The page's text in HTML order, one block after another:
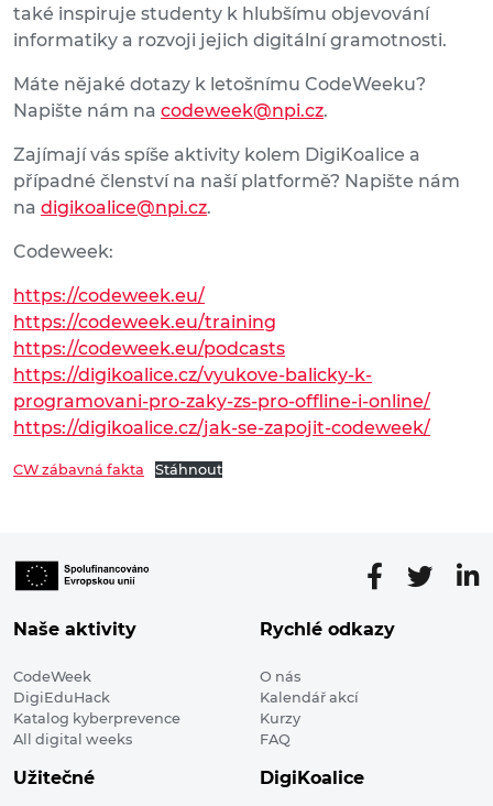
také inspiruje studenty k hlubšímu objevování
informatiky a rozvoji jejich digitální gramotnosti.
Máte nějaké dotazy k letošnímu CodeWeeku?
Napište nám na codeweek@npi.cz.
Zajímají vás spíše aktivity kolem DigiKoalice a
případné členství na naší platformě? Napište nám
na digikoalice@npi.cz.
Codeweek:
https://codeweek.eu/
https://codeweek.eu/training
https://codeweek.eu/podcasts
https://digikoalice.cz/vyukove-balicky-k-
programovani-pro-zaky-zs-pro-offline-i-online/
https://digikoalice.cz/jak-se-zapojit-codeweek/
CW zábavná fakta Stáhnout
Naše aktivity
CodeWeek
DigiEduHack
Katalog kyberprevence
All digital weeks
Rychlé odkazy
O nás
Kalendář akcí
Kurzy
FAQ
Užitečné DigiKoalice